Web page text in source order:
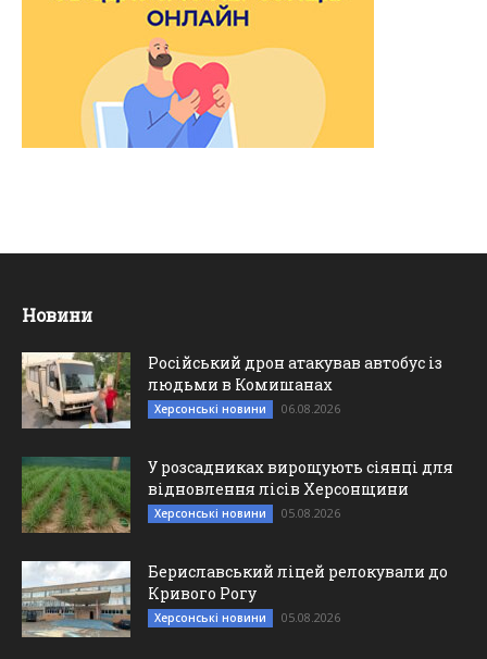
Новини
Російський дрон атакував автобус із
людьми в Комишанах
Херсонські новини 06.08.2026
У розсадниках вирощують сіянці для
відновлення лісів Херсонщини
Херсонські новини 05.08.2026
Бериславський ліцей релокували до
Кривого Рогу
Херсонські новини 05.08.2026